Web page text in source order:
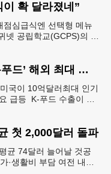
확 달라졌네”
심급식엔 선택형 메뉴
넷 공립학교(GCPS)의 급
미국, 중국 제치고 ‘K-푸드’ 해외 최대 시장 부상
국이 10억달러최대 인기
급등 K-푸드 수출이 라
첫 2,000달러 돌파
균 74달러 늘어날 것공
·생활비 부담 여전 내년